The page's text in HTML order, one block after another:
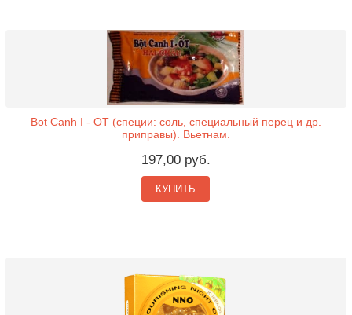
Bot Canh I - OT (специи: соль, специальный перец и др.
приправы). Вьетнам.
197,00 руб.
КУПИТЬ